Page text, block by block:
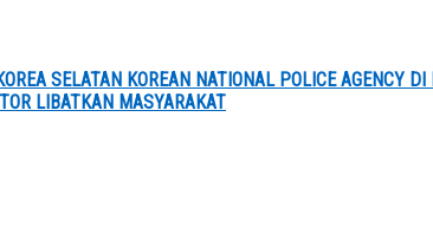
SELATAN KOREAN NATIONAL POLICE AGENCY
LIBATKAN MASYARAKAT